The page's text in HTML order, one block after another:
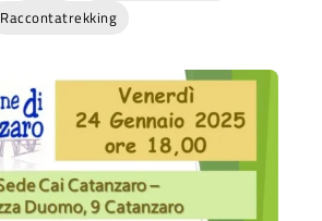
Raccontatrekking